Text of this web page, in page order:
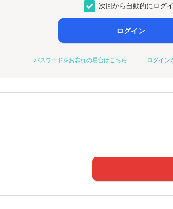
次回から自動的にログ
ログイン
パスワードをお忘れの場合はこちら ログイン